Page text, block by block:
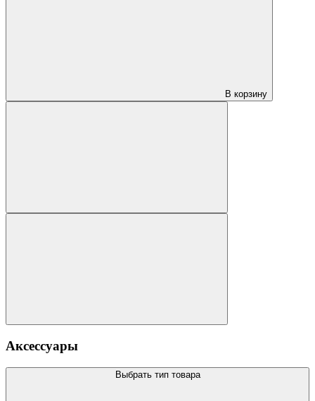
В корзину
Аксессуары
Выбрать тип товара